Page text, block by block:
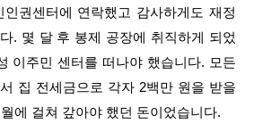
권센터에 연락했고 감사하게도 재정
. 몇 달 후 봉제 공장에 취직하게 되었
이주민 센터를 떠나야 했습니다. 모든
집 전세금으로 각자 2백만 원을 받을
에 걸쳐 갚아야 했던 돈이었습니다.